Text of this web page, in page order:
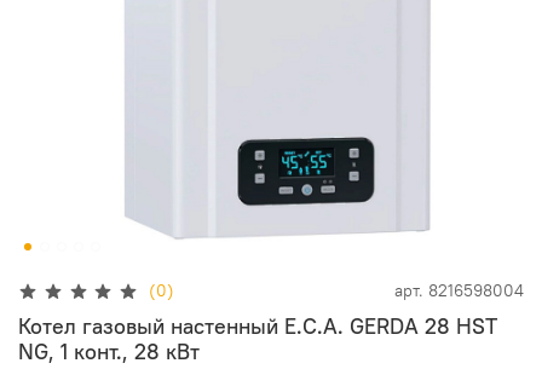
(0) арт. 8216598004
Котел газовый настенный E.C.A. GERDA 28 HST
NG, 1 конт., 28 кВт